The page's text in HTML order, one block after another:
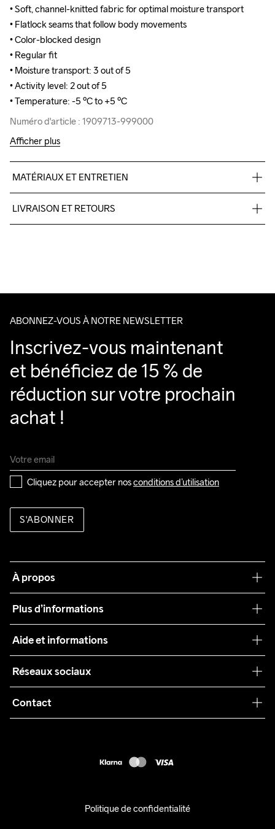
• Soft, channel-knitted fabric for optimal moisture transport
• Flatlock seams that follow body movements
• Color-blocked design
• Regular fit
• Moisture transport: 3 out of 5
• Activity level: 2 out of 5
• Temperature: -5 ºC to +5 ºC
Numéro d'article : 1909713-999000
• Soft, channel-knitted fabric for optimal moisture transport
• Flatlock seams that follow body movements
• Color-blocked design
• Regular fit
• Moisture transport: 3 out of 5
• Activity level: 2 out of 5
• Temperature: -5 ºC to +5 ºC
Numéro d'article : 1909713-999000
Afficher plus
MATÉRIAUX ET ENTRETIEN
LIVRAISON ET RETOURS
ABONNEZ-VOUS À NOTRE NEWSLETTER
Inscrivez-vous maintenant
et bénéficiez de 15 % de
réduction sur votre prochain
achat !
Cliquez pour accepter nos conditions d’utilisation
S'ABONNER
À propos
Plus d’informations
Teamwear
Durabilité
Collaborations
Aide et informations
Conditions générales
Retours
Réseaux sociaux
Contact
Politique de confidentialité